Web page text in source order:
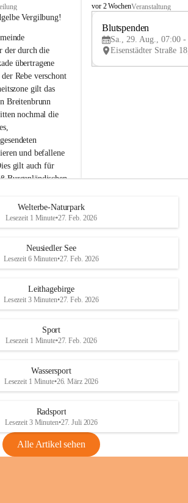
Vergilbung!
der durch die
übertragene
Rebe verschont
gilt das
Breitenbrunn
nochmal die
und befallene
gilt auch für
Burgenländischen
gepflegte oder
zu roden! Bitte
um unsere Winzer
Ernteausfällen
wirtschaftlichen
Bekämpfung
EU Nr. 18
B
e
u
e
d
r
S
vor 2 WochenVeranstaltung
Blutspenden
Sa., 29. Aug., 07:00 -
Welterbe-Naturpark
Lesezeit 1 Minute•27. Feb. 2026
Neusiedler See
Lesezeit 6 Minuten•27. Feb. 2026
Leithagebirge
Lesezeit 3 Minuten•27. Feb. 2026
Sport
Lesezeit 1 Minute•27. Feb. 2026
Wassersport
Lesezeit 1 Minute•26. März 2026
Radsport
Lesezeit 3 Minuten•27. Juli 2026
Alle Artikel sehen